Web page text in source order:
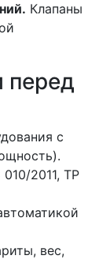
Клапаны
перед
с
2011, ТР
вес,